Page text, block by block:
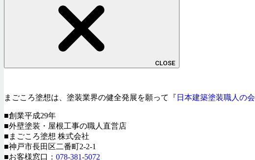
CLOSE
まごころ塗想は、塗装業界の健全発展を願って『 日本建築塗装職人の会
■創業平成29年
■外壁塗装・屋根工事の職人直営店
■まごころ塗想 株式会社
■神戸市長田区二番町2-2-1
■お客様窓口： 078-381-5072